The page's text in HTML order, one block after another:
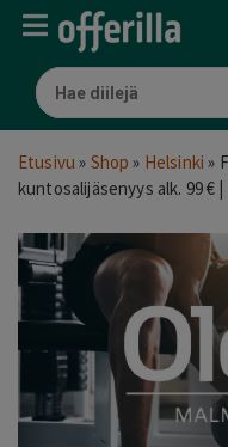
Etusivu » Shop » Helsinki »
kuntosalijäsenyys alk. 99 €